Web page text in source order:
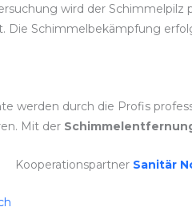
wird der
Die Schimmelbekämpfung
werden durch die Profis
Mit der
Kooperationspartner Sanitär